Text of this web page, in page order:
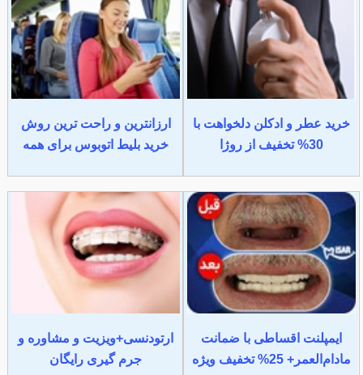
خرید عطر و ادکلن دلخواهت با
30% تخفیف از روژا
ارزانترین و راحت ترین روش
خرید بلیط اتوبوس برای همه
ایمپلنت اقساطی با ضمانت
مادام‌العمر+ 25% تخفیف ویژه
ارتودنسی+ویزیت و مشاوره و
جرم گیری رایگان